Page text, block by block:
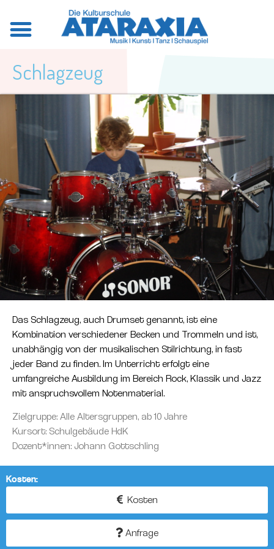
Schlagzeug
Das Schlagzeug, auch Drumset genannt, ist eine
Kombination verschiedener Becken und Trommeln und ist,
unabhängig von der musikalischen Stilrichtung, in fast
jeder Band zu finden. Im Unterricht erfolgt eine
umfangreiche Ausbildung im Bereich Rock, Klassik und Jazz
mit anspruchsvollem Notenmaterial.
Zielgruppe: Alle Altersgruppen, ab 10 Jahre
Kursort: Schulgebäude HdK
Dozent*innen: Johann Gottschling
Kosten:
Kosten
Anfrage